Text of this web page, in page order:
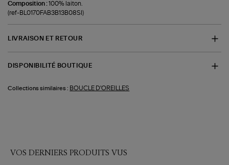
Composition :100% laiton.
(ref-BL0170FAB3B13B08SI)
LIVRAISON ET RETOUR
DISPONIBILITÉ BOUTIQUE
Collections similaires : BOUCLE D'OREILLES
VOS DERNIERS PRODUITS VUS